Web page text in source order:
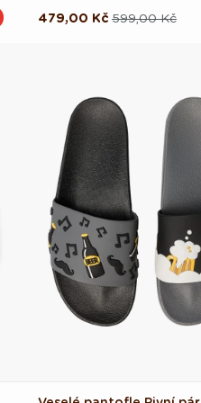
Běžná
599,00 Kč
Výprodejová
479,00 Kč